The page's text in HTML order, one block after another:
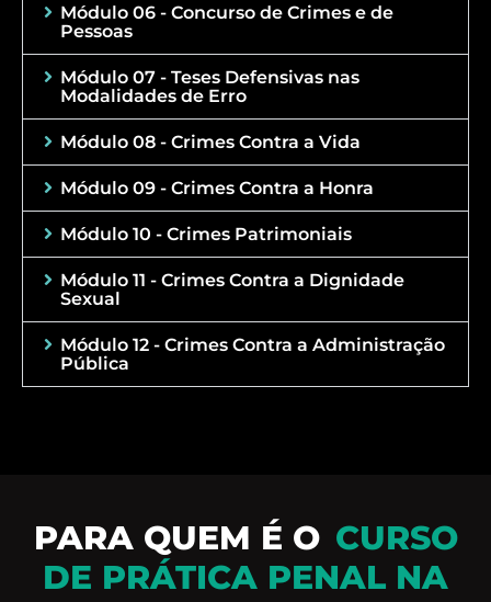
Módulo 06 - Concurso de Crimes e de
Pessoas
Módulo 07 - Teses Defensivas nas
Modalidades de Erro
Módulo 08 - Crimes Contra a Vida
Módulo 09 - Crimes Contra a Honra
Módulo 10 - Crimes Patrimoniais
Módulo 11 - Crimes Contra a Dignidade
Sexual
Módulo 12 - Crimes Contra a Administração
Pública
PARA QUEM É O CURSO
DE PRÁTICA PENAL NA